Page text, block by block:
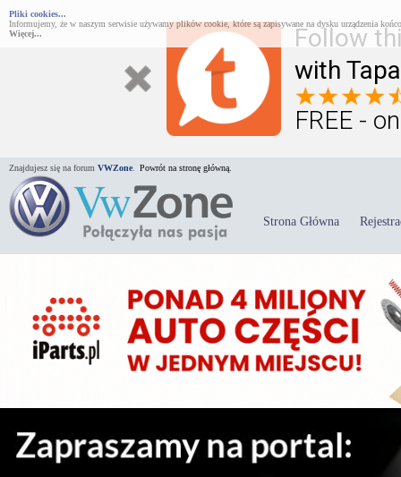
Follow
with
FREE -
Pliki cookies...
Informujemy, że w naszym serwisie używamy plików cookie, które są zapisywane na dysku urządzenia
Więcej...
Znajdujesz się na forum VWZone Powrót na stronę główną.
Strona Główna